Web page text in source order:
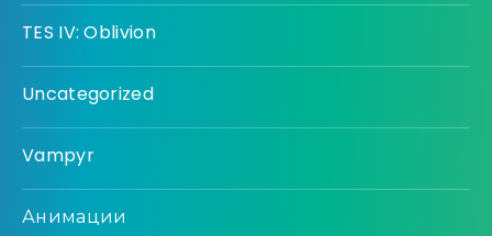
TES IV: Oblivion
Uncategorized
Vampyr
Анимации